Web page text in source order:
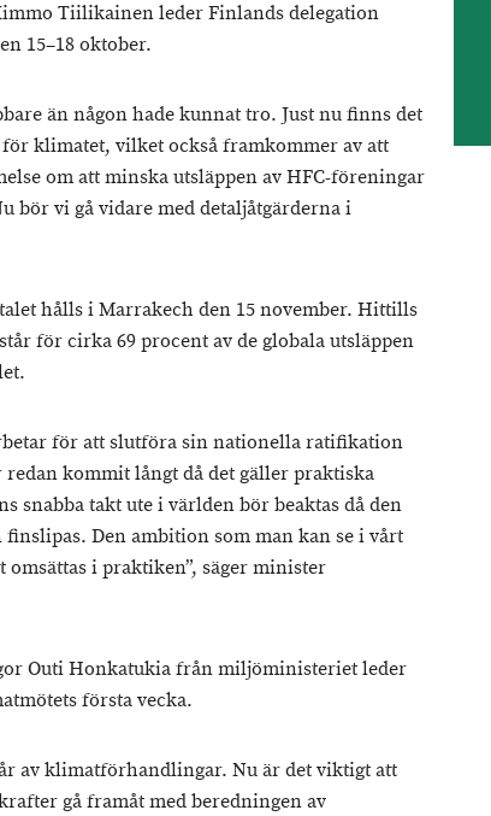
Tiilikainen leder Finlands delegation
15–18 oktober.
än någon hade kunnat tro. Just nu finns det
klimatet, vilket också framkommer av att
om att minska utsläppen av HFC-föreningar
bör vi gå vidare med detaljåtgärderna i
hålls i Marrakech den 15 november. Hittills
för cirka 69 procent av de globala utsläppen
för att slutföra sin nationella ratifikation
kommit långt då det gäller praktiska
snabba takt ute i världen bör beaktas då den
Den ambition som man kan se i vårt
omsättas i praktiken”, säger minister
Outi Honkatukia från miljöministeriet leder
första vecka.
av klimatförhandlingar. Nu är det viktigt att
gå framåt med beredningen av